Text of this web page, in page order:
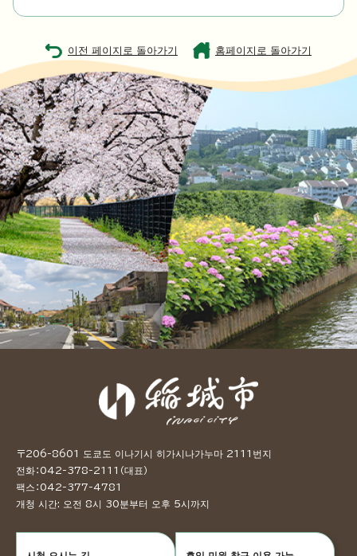
이전 페이지로 돌아가기 홈페이지로 돌아가기
〒206-8601 도쿄도 이나기시 히가시나가누마 2111번지
전화：042-378-2111（대표）
팩스：042-377-4781
개청 시간: 오전 8시 30분부터 오후 5시까지